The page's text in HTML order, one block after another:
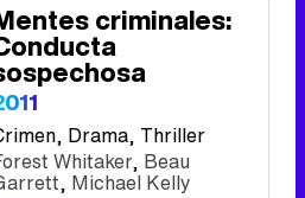
criminales:
, Drama, Thriller
Whitaker, Beau
, Michael Kelly